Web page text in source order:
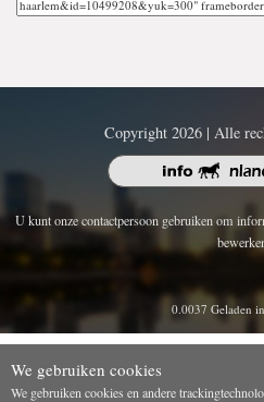
Copyright 2026 | Alle
U kunt onze contactpersoon gebruiken om
0.0037 Geladen
We gebruiken cookies
We gebruiken cookies en andere